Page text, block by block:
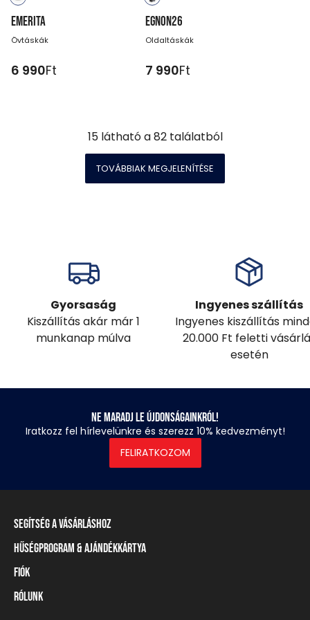
EMERITA
Övtáskák
6 990Ft
EGNON26
Oldaltáskák
7 990Ft
15látható a82találatból
TOVÁBBIAK MEGJELENÍTÉSE
Gyorsaság
Kiszállítás akár már 1
munkanap múlva
Ingyenes szállítás
Ingyenes kiszállítás
20.000 Ft feletti
esetén
Ne maradj le újdonságainkról!
Iratkozz fel hírlevelünkre és szerezz 10% kedvezményt!
FELIRATKOZOM
Segítség a vásárláshoz
Szállítási információ
Fizetési módok
Mérettáblázat
Hűségprogram & Ajándékkártya
Törzsvásárlói program
Ajándékkártya
Fiók
Belépés / Regisztráció
Rólunk